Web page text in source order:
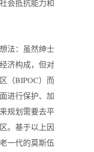
会抵抗能力和
法：虽然绅士
济构成，但对
（BIPOC）而
进行保护、加
规划需要去平
。基于以上因
一代的莫斯伍